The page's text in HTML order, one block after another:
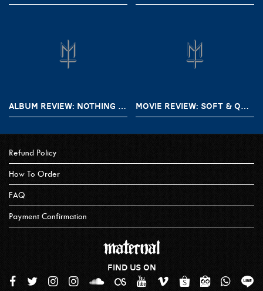
ALBUM REVIEW: NOTHING – A SHORT HISTORY OF DECAY MOVIE REVIEW: SOFT & QUIET (2022)
Refund Policy
How To Order
FAQ
Payment Confirmation
FIND US ON